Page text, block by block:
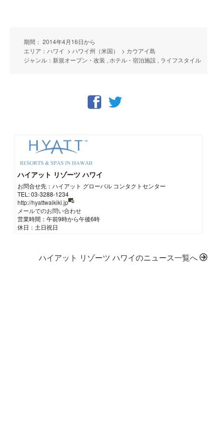
期間： 2014年4月16日から
エリア：ハワイ > ハワイ州（米国） > カウアイ島
ジャンル：新規オープン・改装 , ホテル・宿泊施設 , ライフスタイル
ハイアット リゾーツ ハワイ
お問合せ先：ハイアット グローバル コンタクトセンター
TEL: 03-3288-1234
http://hyattwaikiki.jp
メールでのお問い合わせ
営業時間：午前9時から午後6時
休日：土日祝日
ハイアット リゾーツ ハワイのニュース一覧へ